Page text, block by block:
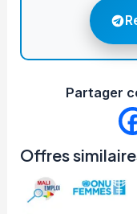
Partager
Offres